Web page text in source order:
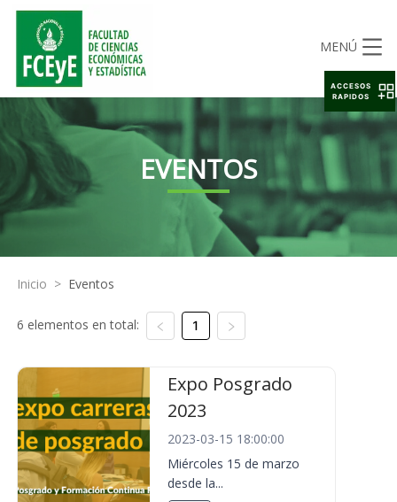
MENÚ
EVENTOS
Inicio > Eventos
6 elementos en total: 1
Expo Posgrado
2023
2023-03-15 18:00:00
Miércoles 15 de marzo
desde la...
ACCESOS
RAPIDOS